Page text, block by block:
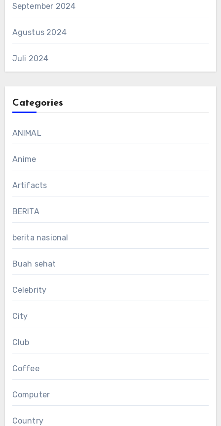
September 2024
Agustus 2024
Juli 2024
Categories
ANIMAL
Anime
Artifacts
BERITA
berita nasional
Buah sehat
Celebrity
City
Club
Coffee
Computer
Country